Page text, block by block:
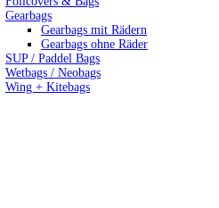
Gearbags
Gearbags mit Rädern
Gearbags ohne Räder
SUP / Paddel Bags
Wetbags / Neobags
Wing + Kitebags